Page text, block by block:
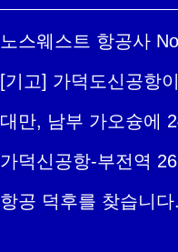
노스웨스트 항공사
[기고] 가덕도신공항
대만, 남부 가오슝에
가덕신공항-부전역
항공 덕후를 찾습니